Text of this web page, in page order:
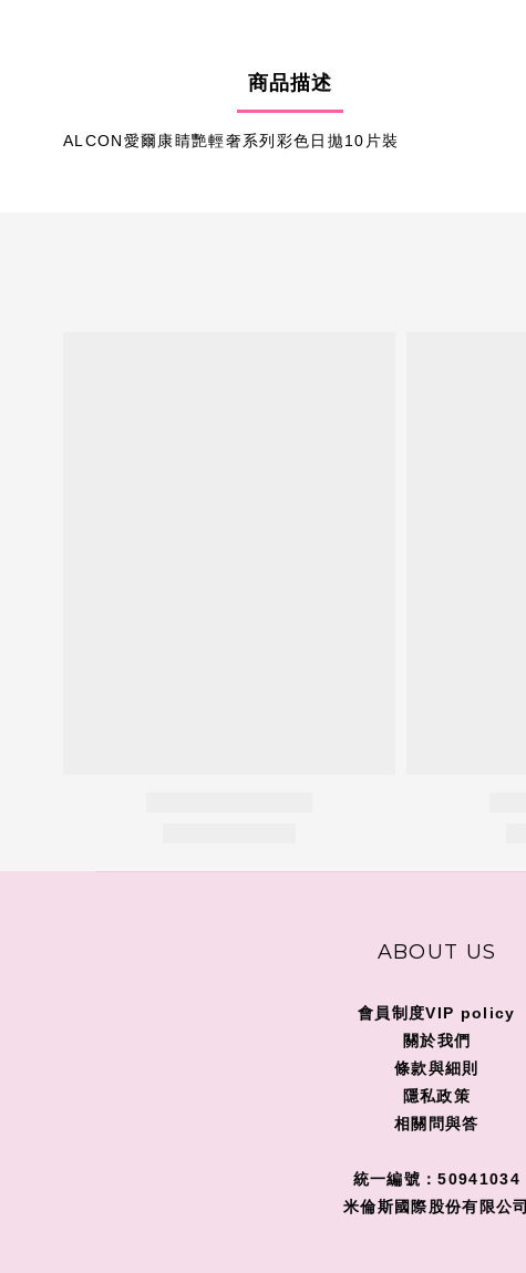
商品描述
ALCON愛爾康睛艷輕奢系列彩色日拋10片裝
ABOUT US
會員制度VIP policy
關於我們
條款與細則
隱私政策
相關問與答
統一編號：50941034
米倫斯國際股份有限公司